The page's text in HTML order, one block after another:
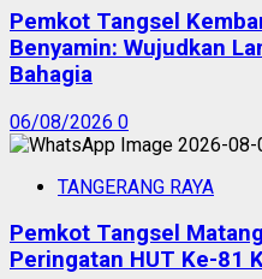
Pemkot Tangsel
Benyamin: Wujudkan
Bahagia
06/08/2026 0
TANGERANG RAYA
Pemkot Tangsel
Peringatan HUT Ke-81